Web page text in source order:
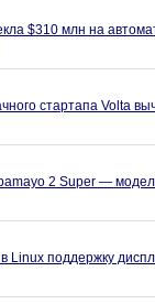
$310 млн на
стартапа Volta
2 Super —
Linux поддержку